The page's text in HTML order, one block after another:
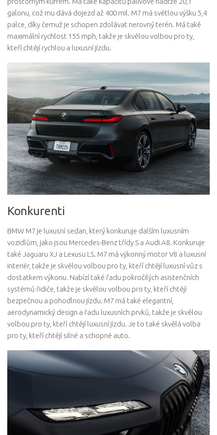
galonu, což mu dává dojezd až 400 mil. M7 má světlou výšku 5,4
palce, díky čemuž je schopen zdolávat nerovný terén. Má také
maximální rychlost 155 mph, takže je skvělou volbou pro ty,
kteří chtějí rychlou a luxusní jízdu.
Konkurenti
BMW M7 je luxusní sedan, který konkuruje dalším luxusním
vozidlům, jako jsou Mercedes-Benz třídy S a Audi A8. Konkuruje
také Jaguaru XJ a Lexusu LS. M7 má výkonný motor V8 a luxusní
interiér, takže je skvělou volbou pro ty, kteří chtějí luxusní vůz s
dostatkem výkonu. Nabízí také řadu pokročilých asistenčních
systémů řidiče, takže je skvělou volbou pro ty, kteří chtějí
bezpečnou a pohodlnou jízdu. M7 má také elegantní,
aerodynamický design a řadu luxusních prvků, takže je skvělou
volbou pro ty, kteří chtějí luxusní jízdu. Je to také skvělá volba
pro ty, kteří chtějí silné a schopné auto.